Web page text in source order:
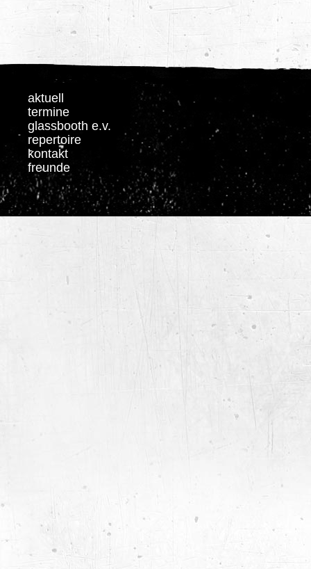
aktuell
termine
glassbooth e.v.
repertoire
kontakt
freunde